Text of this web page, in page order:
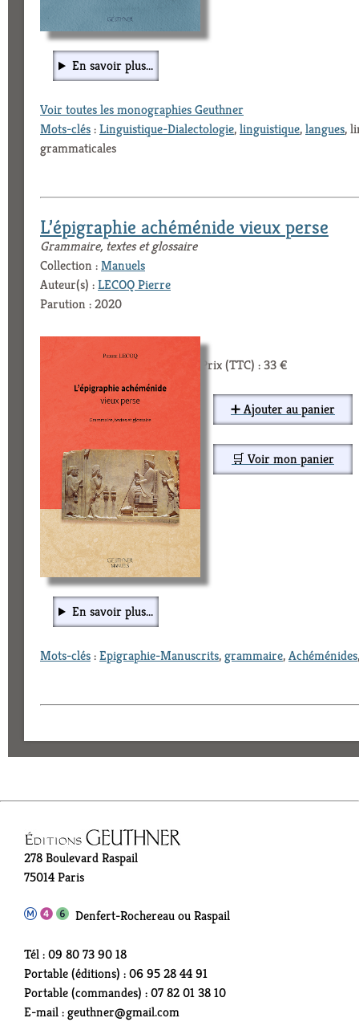
En savoir plus...
Voir toutes les monographies Geuthner
Mots-clés:Linguistique-Dialectologie,linguistique,langues,
grammaticales
L’épigraphie achéménide vieux perse
Grammaire, textes et glossaire
Collection :Manuels
Auteur(s) :LECOQ Pierre
Parution : 2020
Prix (TTC) : 33 €
➕ Ajouter au panier
🛒 Voir mon panier
En savoir plus...
Mots-clés:Epigraphie-Manuscrits,grammaire,Achéménides
278 Boulevard Raspail
75014 Paris
Denfert-Rochereau ou Raspail
Tél : 09 80 73 90 18
Portable (éditions) : 06 95 28 44 91
Portable (commandes) : 07 82 01 38 10
E-mail : geuthner@gmail.com